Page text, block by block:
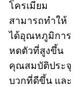
โครเมียม
สามารถทำให้
ได้อุณหภูมิการ
หดตัวที่สูงขึ้น
คุณสมบัติประจุ
บวกที่ดีขึ้น และ